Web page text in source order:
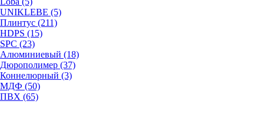
UNIKLEBE (5)
Плинтус (211)
HDPS (15)
SPC (23)
Алюминиевый (18)
Дюрополимер (37)
Коннелюрный (3)
МДФ (50)
ПВХ (65)